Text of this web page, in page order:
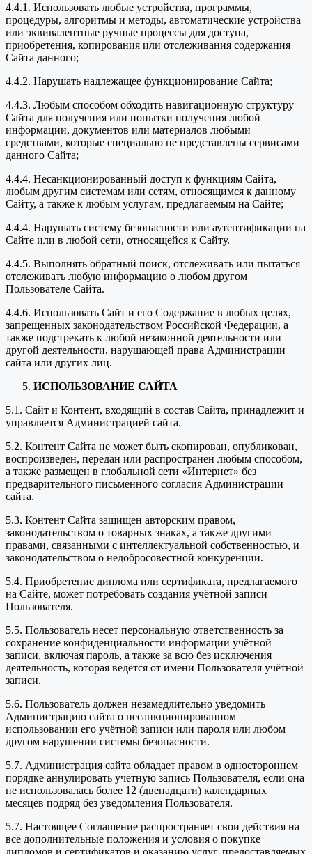
4.4.1. Использовать любые устройства, программы,
процедуры, алгоритмы и методы, автоматические устройства
или эквивалентные ручные процессы для доступа,
приобретения, копирования или отслеживания содержания
Сайта данного;
4.4.2. Нарушать надлежащее функционирование Сайта;
4.4.3. Любым способом обходить навигационную структуру
Сайта для получения или попытки получения любой
информации, документов или материалов любыми
средствами, которые специально не представлены сервисами
данного Сайта;
4.4.4. Несанкционированный доступ к функциям Сайта,
любым другим системам или сетям, относящимся к данному
Сайту, а также к любым услугам, предлагаемым на Сайте;
4.4.4. Нарушать систему безопасности или аутентификации на
Сайте или в любой сети, относящейся к Сайту.
4.4.5. Выполнять обратный поиск, отслеживать или пытаться
отслеживать любую информацию о любом другом
Пользователе Сайта.
4.4.6. Использовать Сайт и его Содержание в любых целях,
запрещенных законодательством Российской Федерации, а
также подстрекать к любой незаконной деятельности или
другой деятельности, нарушающей права Администрации
сайта или других лиц.
ИСПОЛЬЗОВАНИЕ САЙТА
5.1. Сайт и Контент, входящий в состав Сайта, принадлежит и
управляется Администрацией сайта.
5.2. Контент Сайта не может быть скопирован, опубликован,
воспроизведен, передан или распространен любым способом,
а также размещен в глобальной сети «Интернет» без
предварительного письменного согласия Администрации
сайта.
5.3. Контент Сайта защищен авторским правом,
законодательством о товарных знаках, а также другими
правами, связанными с интеллектуальной собственностью, и
законодательством о недобросовестной конкуренции.
5.4. Приобретение диплома или сертификата, предлагаемого
на Сайте, может потребовать создания учётной записи
Пользователя.
5.5. Пользователь несет персональную ответственность за
сохранение конфиденциальности информации учётной
записи, включая пароль, а также за всю без исключения
деятельность, которая ведётся от имени Пользователя учётной
записи.
5.6. Пользователь должен незамедлительно уведомить
Администрацию сайта о несанкционированном
использовании его учётной записи или пароля или любом
другом нарушении системы безопасности.
5.7. Администрация сайта обладает правом в одностороннем
порядке аннулировать учетную запись Пользователя, если она
не использовалась более 12 (двенадцати) календарных
месяцев подряд без уведомления Пользователя.
5.7. Настоящее Соглашение распространяет свои действия на
все дополнительные положения и условия о покупке
дипломов и сертификатов и оказанию услуг, предоставляемых